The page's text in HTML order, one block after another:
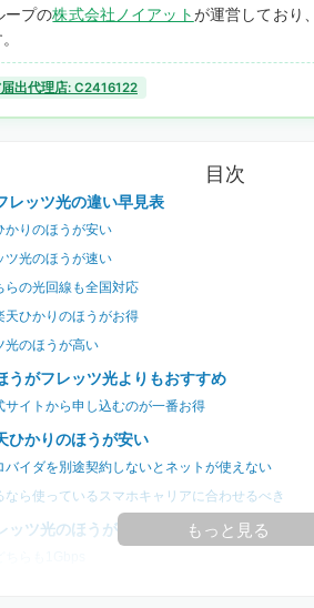
ープの株式会社ノイアットが運営しており
出代理店: C2416122
目次
レッツ光の違い早見表
かりのほうが安い
ツ光のほうが速い
らの光回線も全国対応
天ひかりのほうがお得
光のほうが高い
うがフレッツ光よりもおすすめ
サイトから申し込むのが一番お得
ひかりのほうが安い
バイダを別途契約しないとネットが使えない
なら使っているスマホキャリアに合わせるべき
ッツ光のほうが速い もっと見る